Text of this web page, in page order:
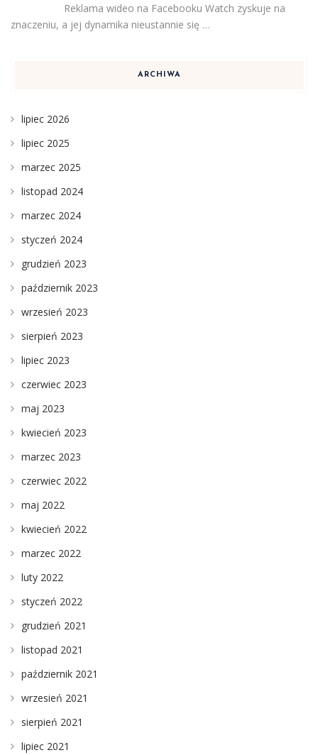
Reklama wideo na Facebooku Watch zyskuje na
znaczeniu, a jej dynamika nieustannie się …
ARCHIWA
lipiec 2026
lipiec 2025
marzec 2025
listopad 2024
marzec 2024
styczeń 2024
grudzień 2023
październik 2023
wrzesień 2023
sierpień 2023
lipiec 2023
czerwiec 2023
maj 2023
kwiecień 2023
marzec 2023
czerwiec 2022
maj 2022
kwiecień 2022
marzec 2022
luty 2022
styczeń 2022
grudzień 2021
listopad 2021
październik 2021
wrzesień 2021
sierpień 2021
lipiec 2021